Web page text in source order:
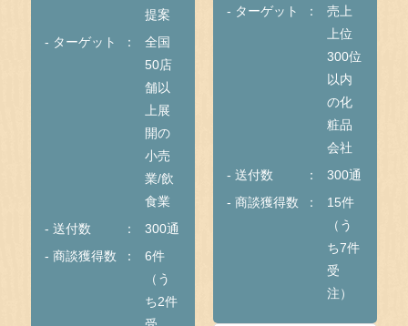
提案
- ターゲット
全国
50店
舗以
上展
開の
小売
業/飲
食業
- 送付数
300通
- 商談獲得数
6件
（う
ち2件
- ターゲット
売上
上位
300位
以内
の化
粧品
会社
- 送付数
300通
- 商談獲得数
15件
（う
ち7件
受
注）